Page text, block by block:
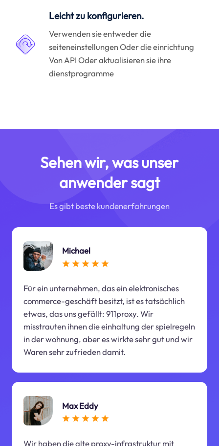
Leicht zu konfigurieren.
Verwenden sie entweder die
seiteneinstellungen Oder die einrichtung
Von API Oder aktualisieren sie ihre
dienstprogramme
Sehen wir, was unser
anwender sagt
Es gibt beste kundenerfahrungen
Michael
Für ein unternehmen, das ein elektronisches
commerce-geschäft besitzt, ist es tatsächlich
etwas, das uns gefällt: 911proxy. Wir
misstrauten ihnen die einhaltung der spielregeln
in der wohnung, aber es wirkte sehr gut und wir
Waren sehr zufrieden damit.
Max Eddy
Wir haben die alte proxy-infrastruktur mit